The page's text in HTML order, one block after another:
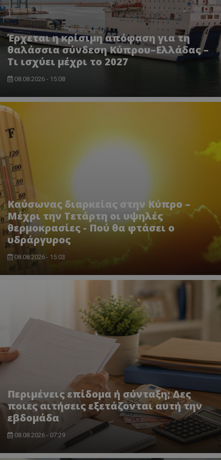
Έρχεται η κρίσιμη απόφαση για τη
θαλάσσια σύνδεση Κύπρου–Ελλάδας –
Τι ισχύει μέχρι το 2027
08.08.2026 - 15:08
Καύσωνας διαρκείας στην Κύπρο –
Μέχρι την Τετάρτη οι υψηλές
θερμοκρασίες - Πού θα φτάσει ο
υδράργυρος
08.08.2026 - 15:03
Περιμένεις επίδομα ή σύνταξη; Δες
ποιες αιτήσεις εξετάζονται αυτή την
εβδομάδα
08.08.2026 - 07:29